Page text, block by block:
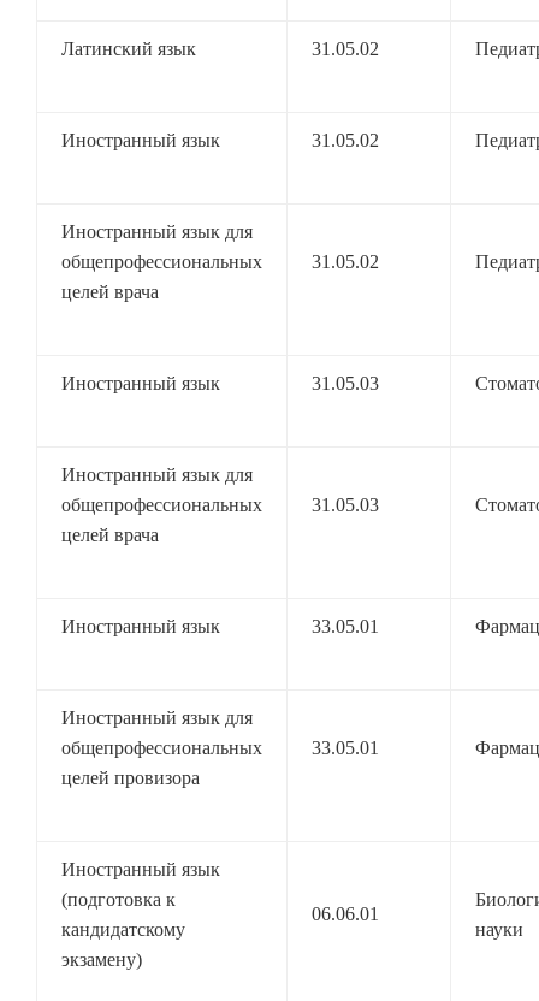
Латинский язык 31.05.02
Иностранный язык 31.05.02
Иностранный язык для
общепрофессиональных
целей врача
31.05.02
Иностранный язык 31.05.03
Иностранный язык для
общепрофессиональных
целей врача
31.05.03
Иностранный язык 33.05.01
Иностранный язык для
общепрофессиональных
целей провизора
33.05.01
Иностранный язык
(подготовка к
кандидатскому
экзамену)
06.06.01
науки